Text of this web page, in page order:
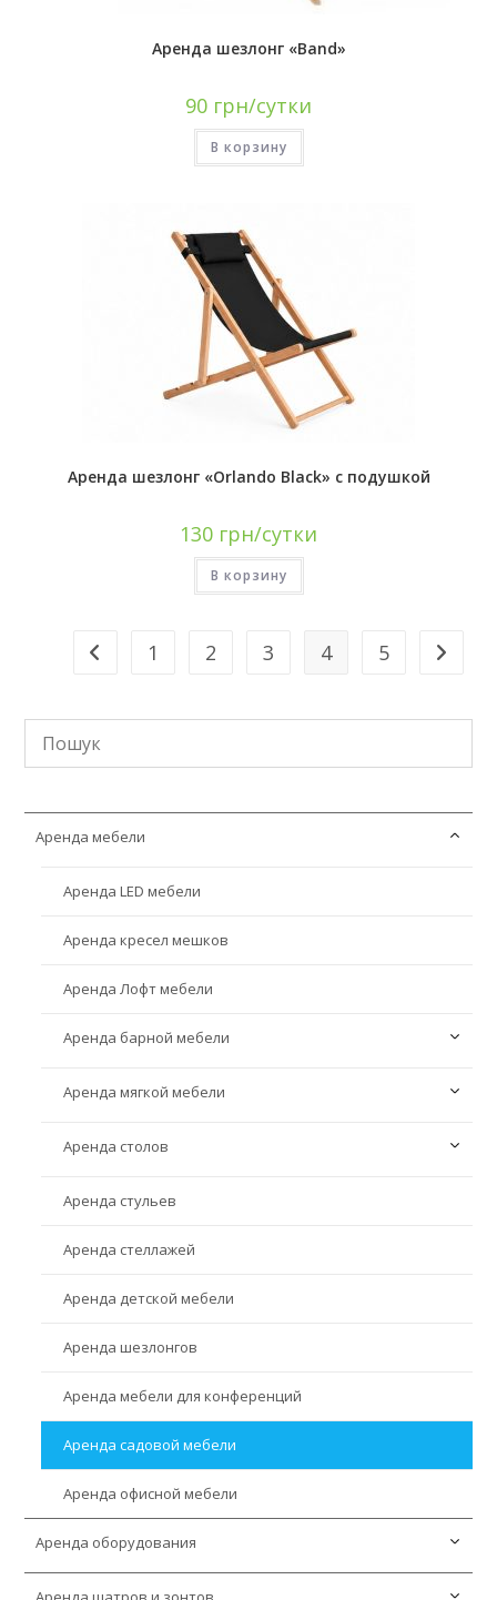
Аренда шезлонг «Band»
90 грн/сутки
В корзину
Аренда шезлонг «Orlando Black» с подушкой
130 грн/сутки
В корзину
1 2 3 4 5
Аренда мебели
Аренда LED мебели
Аренда кресел мешков
Аренда Лофт мебели
Аренда барной мебели
Аренда барных стоек
Аренда барных столов
Аренда мягкой мебели
Аренда диванов
Аренда кресел
Аренда пуфиков и банкеток
Аренда столов
Аренда банкетных столов
Аренда журнальных столов
Аренда круглых столов
Аренда фуршетных столов
Аренда коктейльных столов
Аренда стульев
Аренда стеллажей
Аренда детской мебели
Аренда шезлонгов
Аренда мебели для конференций
Аренда садовой мебели
Аренда офисной мебели
Аренда оборудования